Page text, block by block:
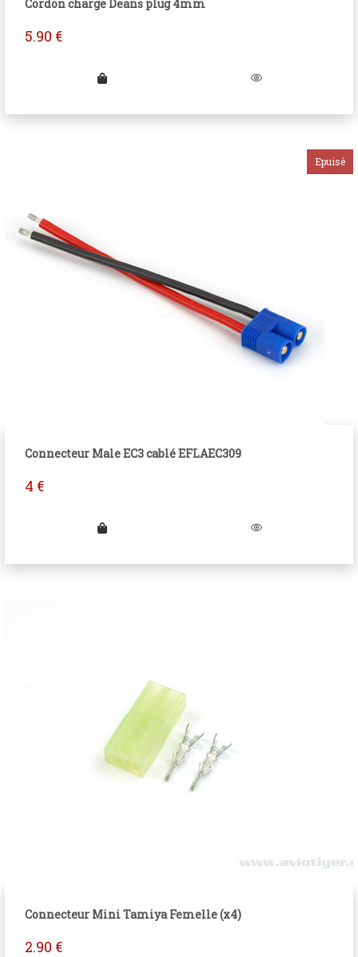
Cordon charge Deans plug 4mm
5.90 €
Connecteur Male EC3 cablé EFLAEC309
4 €
Connecteur Mini Tamiya Femelle (x4)
2.90 €